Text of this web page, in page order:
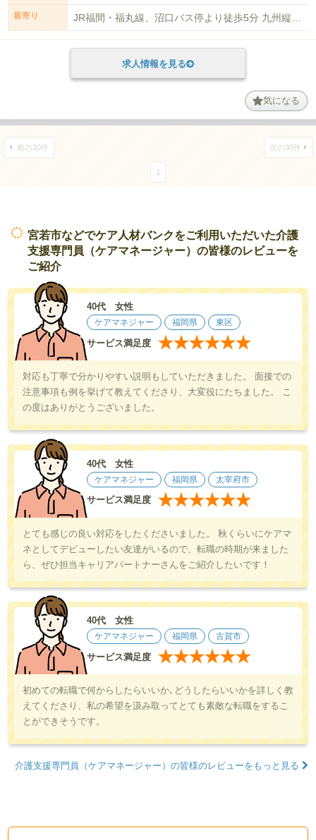
最寄り
求人情報を見る
気になる
前の30件 次の30件
1
宮若市などでケア人材バンクをご利用いただいた介護
支援専門員（ケアマネージャー）の皆様のレビューを
ご紹介
40代 女性
ケアマネジャー 福岡県 東区
サービス満足度 ★★★★★★
対応も丁寧で分かりやすい説明もしていただきました。 面接での
注意事項も例を挙げて教えてくださり、大変役にたちました。 こ
の度はありがとうございました。
40代 女性
ケアマネジャー 福岡県 太宰府市
サービス満足度 ★★★★★★
とても感じの良い対応をしたくださいました。 秋くらいにケアマ
ネとしてデビューしたい友達がいるので、転職の時期が来ました
ら、ぜひ担当キャリアパートナーさんをご紹介したいです！
40代 女性
ケアマネジャー 福岡県 古賀市
サービス満足度 ★★★★★★
初めての転職で何からしたらいいか､どうしたらいいかを詳しく教
えてくださり、私の希望を汲み取ってとても素敵な転職をするこ
とができそうです。
介護支援専門員（ケアマネージャー）の皆様のレビューをもっと見る